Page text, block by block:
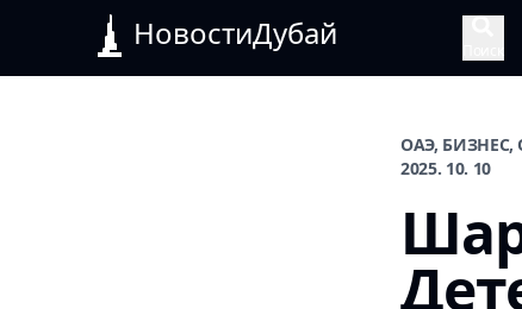
НовостиДубай
ОАЭ,
2025. 10. 10